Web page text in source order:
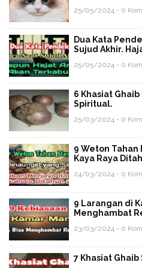
25/05/2024 - 0
Dua Kata
Sujud Akhir.
25/05/2024 - 0
6 Khasiat
Spiritual.
25/03/2024 - 0
9 Weton Tahan
Kaya Raya
24/03/2024 - 0
9 Larangan di
Menghambat
23/03/2024 - 0
7 Khasiat